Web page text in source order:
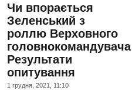
Чи впорається
Зеленський з
роллю Верховного
головнокомандувача?
Результати
опитування
1 грудня, 2021, 11:10